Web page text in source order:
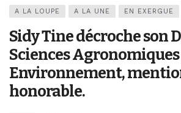
A LA LOUPE A LA UNE EN EXERGUE
Sidy Tine décroche son
Sciences
Environnement,
honorable.